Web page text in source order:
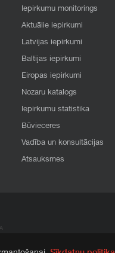
Iepirkumu monitorings
Aktuālie iepirkumi
Latvijas iepirkumi
Baltijas iepirkumi
Eiropas iepirkumi
Nozaru katalogs
Iepirkumu statistika
Būvieceres
Vadība un konsultācijas
Atsauksmes